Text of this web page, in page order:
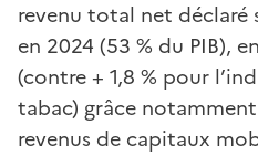
revenu total net déclaré
en 2024 (53 % du PIB),
(contre + 1,8 % pour
tabac) grâce
revenus de capitaux